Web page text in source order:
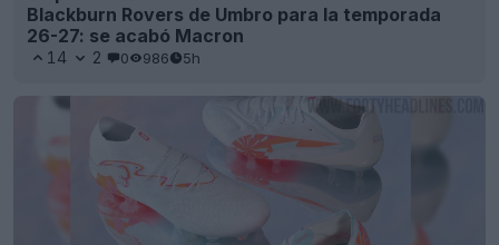
Blackburn Rovers de Umbro para la temporada
26-27: se acabó Macron
14 2 0 986 5h